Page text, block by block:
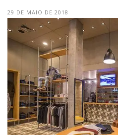
29 DE MAIO DE 2018